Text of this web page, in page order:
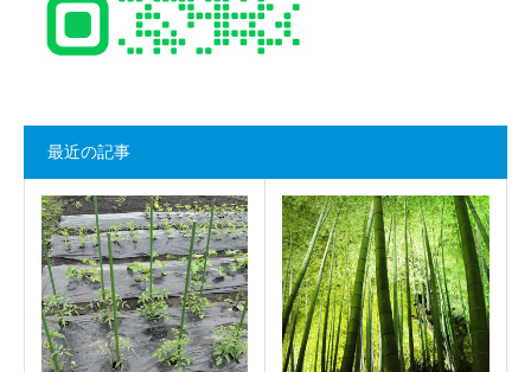
最近の記事